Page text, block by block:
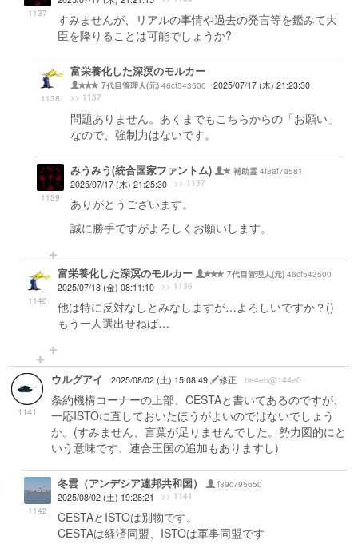
1137
すみませんが、リアルの事情や過去の発言等を鑑みて大
臣を降りることは可能でしょうか?
1138
富栄養化した深溟のモルカー
7代目管理人(元) 46cf543500 2025/07/17 (木) 21:23:30
>> 1137
問題ありません。あくまでもこちらからの「お願い」
なので、強制力はないです。
1139
みうみう(統合国家ファントム) 補助霊 4f3af7a581
2025/07/17 (木) 21:25:30
>> 1137
ありがとうございます。
誠に勝手ですがよろしくお願いします。
1140
富栄養化した深溟のモルカー 7代目管理人(元) 46cf543500
2025/07/18 (金) 08:11:10
>> 1136
他は特に反対なしとみなしますが…よろしいですか？()
もう一人選出せねば…
1141
ウルグアイ 2025/08/02 (土) 15:08:49 修正 be4eb@144e0
条約機構コーナーの上部、CESTAと書いてあるのですが、
一応ISTOに直しておいたほうがよいのではないでしょう
か。(すみません、言葉が足りませんでした。勢力図的にと
いう意味です、連合王国の追加もありますし)
1142
冬雲（アンデシア連邦共和国）
f39c795650
2025/08/02 (土) 19:28:21
>> 1141
CESTAとISTOは別物です。
CESTAは経済同盟、ISTOは軍事同盟です